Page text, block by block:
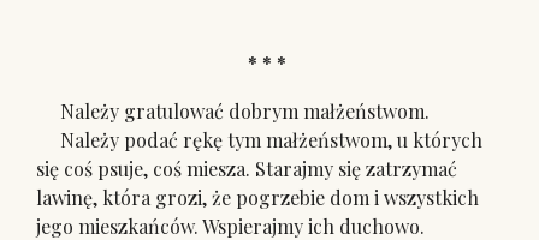
* * *
Należy gratulować dobrym małżeństwom.
Należy podać rękę tym małżeństwom, u których
się coś psuje, coś miesza. Starajmy się zatrzymać
lawinę, która grozi, że pogrzebie dom i wszystkich
jego mieszkańców. Wspierajmy ich duchowo.